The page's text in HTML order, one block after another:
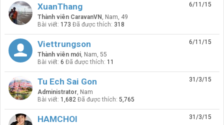
6/11/15
XuanThang
Thành viên CaravanVN, Nam, 49
Bài viết: 173 Đã được thích: 318
6/11/15
Viettrungson
Thành viên mới, Nam, 55
Bài viết: 6 Đã được thích: 11
31/3/15
Tu Ech Sai Gon
Administrator, Nam
Bài viết: 1,682 Đã được thích: 5,765
31/3/15
HAMCHOI